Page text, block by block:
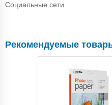
Социальные сети
Рекомендуемые